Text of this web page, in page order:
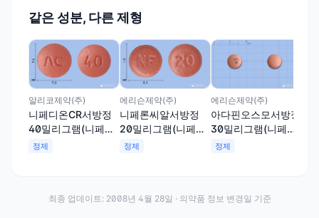
같은 성분, 다른 제형
알리코제약(주)
니페디온CR서방정
40밀리그램(니페디
핀)
정제
에리슨제약(주)
니페론씨알서방정
20밀리그램(니페디
핀)
정제
에리슨제약(주)
아다핀오스모서방정
30밀리그램(니페디
핀)
정제
최종 업데이트: 2008년 4월 28일 · 의약품 정보 변경일 기준